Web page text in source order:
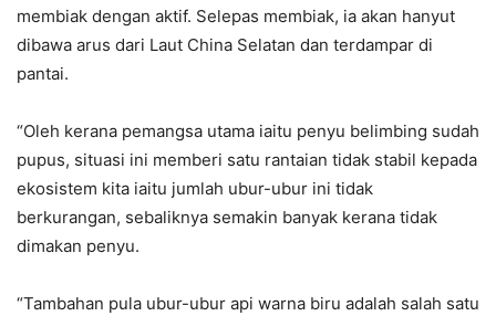
membiak dengan aktif. Selepas membiak, ia akan hanyut
dibawa arus dari Laut China Selatan dan terdampar di
pantai.
“Oleh kerana pemangsa utama iaitu penyu belimbing sudah
pupus, situasi ini memberi satu rantaian tidak stabil kepada
ekosistem kita iaitu jumlah ubur-ubur ini tidak
berkurangan, sebaliknya semakin banyak kerana tidak
dimakan penyu.
“Tambahan pula ubur-ubur api warna biru adalah salah satu